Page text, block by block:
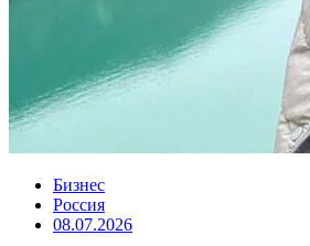
Бизнес
Россия
08.07.2026